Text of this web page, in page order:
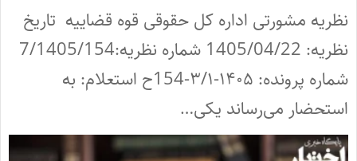
نظریه مشورتی اداره کل حقوقی قوه قضاییه تاریخ
نظریه: 1405/04/22 شماره نظریه:7/1405/154
شماره پرونده: ۱۴۰۵-۳/۱-154ح استعلام: به
استحضار می‌رساند یکی…